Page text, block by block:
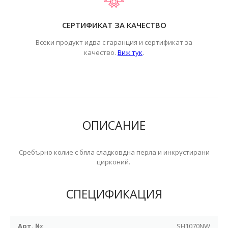
СЕРТИФИКАТ ЗА КАЧЕСТВО
Всеки продукт идва с гаранция и сертификат за
качество. Виж тук.
ОПИСАНИЕ
Сребърно колие с бяла сладковдна перла и инкрустирани
цирконий.
СПЕЦИФИКАЦИЯ
Арт. №: SH1070NW